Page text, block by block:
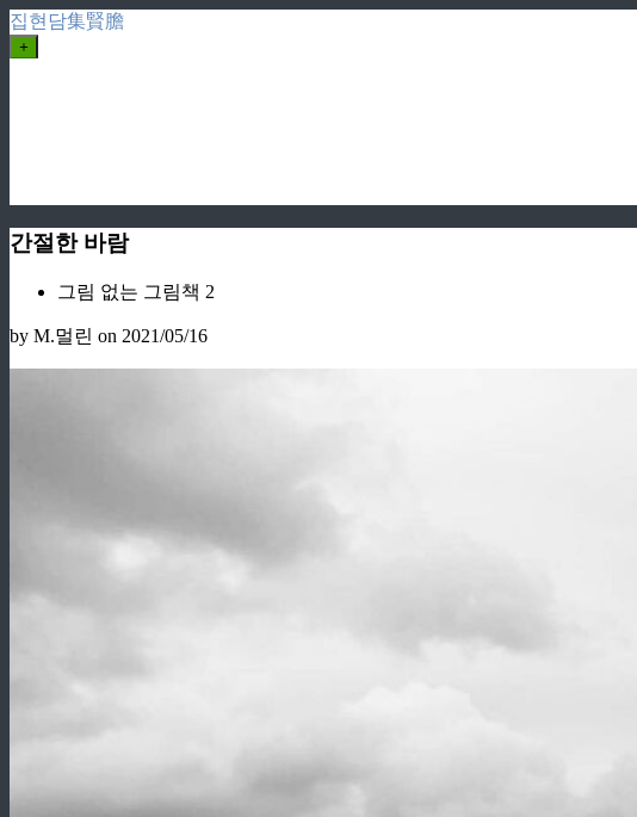
집현담集賢膽
+
간절한 바람
그림 없는 그림책 2
by M.멀린 on 2021/05/16